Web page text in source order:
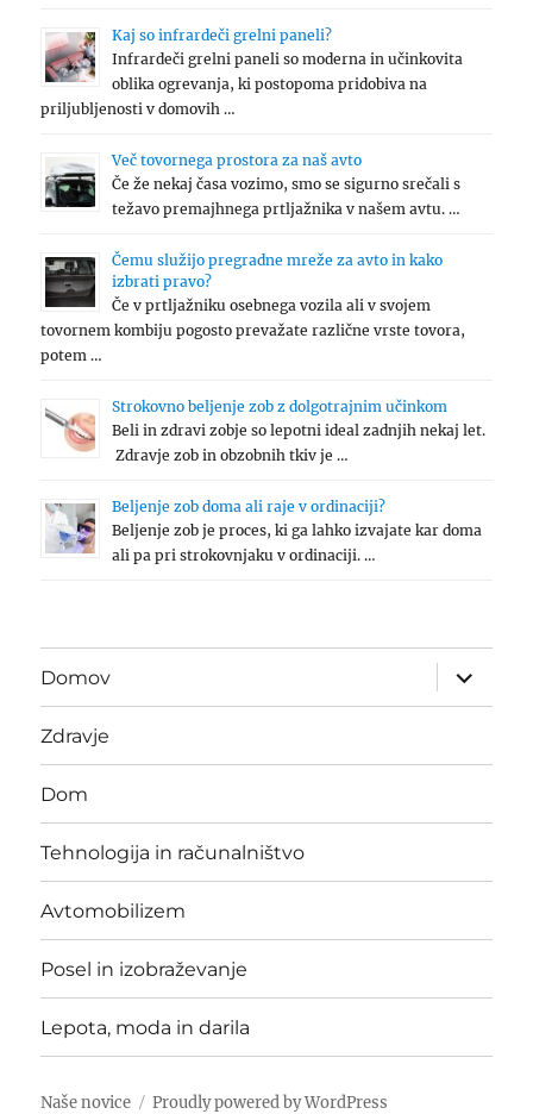
Kaj so infrardeči grelni paneli?
Infrardeči grelni paneli so moderna in učinkovita
oblika ogrevanja, ki postopoma pridobiva na
priljubljenosti v domovih …
Več tovornega prostora za naš avto
Če že nekaj časa vozimo, smo se sigurno srečali s
težavo premajhnega prtljažnika v našem avtu. …
Čemu služijo pregradne mreže za avto in kako
izbrati pravo?
Če v prtljažniku osebnega vozila ali v svojem
tovornem kombiju pogosto prevažate različne vrste tovora,
potem …
Strokovno beljenje zob z dolgotrajnim učinkom
Beli in zdravi zobje so lepotni ideal zadnjih nekaj let.
Zdravje zob in obzobnih tkiv je …
Beljenje zob doma ali raje v ordinaciji?
Beljenje zob je proces, ki ga lahko izvajate kar doma
ali pa pri strokovnjaku v ordinaciji. …
Domov
expand
child
menu
Zdravje
Dom
Tehnologija in računalništvo
Avtomobilizem
Posel in izobraževanje
Lepota, moda in darila
Naše novice Proudly powered by WordPress